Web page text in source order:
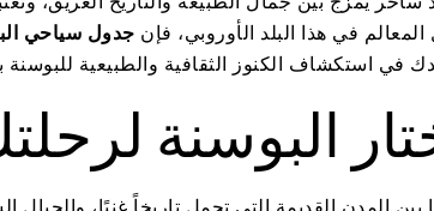
في هذا البلد الأوروبي، فإن جدول سياحي
في استكشاف الكنوز الثقافية والطبيعية
البوسنة